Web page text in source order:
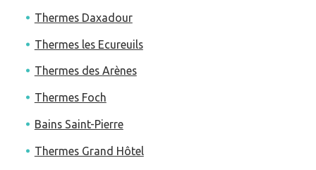
Thermes Daxadour
Thermes les Ecureuils
Thermes des Arènes
Thermes Foch
Bains Saint-Pierre
Thermes Grand Hôtel